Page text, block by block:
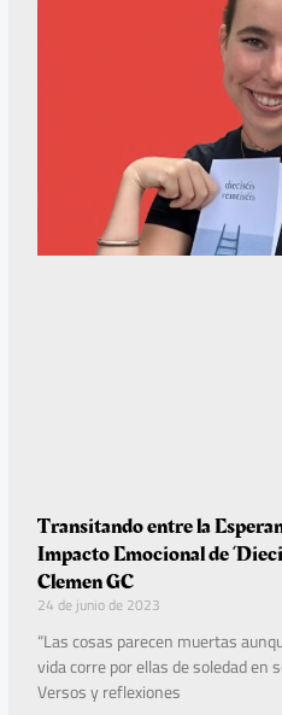
Transitando entre la
Impacto Emocional de
Clemen GC
24 de junio de 2023
“Las cosas parecen muertas
vida corre por ellas de soledad en
Versos y reflexiones